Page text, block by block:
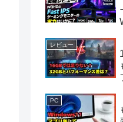
レビュー
PC